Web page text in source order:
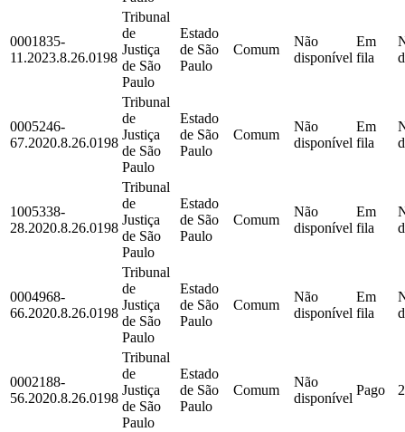
0001835-
11.2023.8.26.0198
Tribunal
de
Justiça
de São
Paulo
Estado
de São
Paulo
Comum
Não
disponível
Em
fila
0005246-
67.2020.8.26.0198
Tribunal
de
Justiça
de São
Paulo
Estado
de São
Paulo
Comum
Não
disponível
Em
fila
1005338-
28.2020.8.26.0198
Tribunal
de
Justiça
de São
Paulo
Estado
de São
Paulo
Comum
Não
disponível
Em
fila
0004968-
66.2020.8.26.0198
Tribunal
de
Justiça
de São
Paulo
Estado
de São
Paulo
Comum
Não
disponível
Em
fila
0002188-
56.2020.8.26.0198
Tribunal
de
Justiça
de São
Paulo
Estado
de São
Paulo
Comum
Não
disponível
Pago